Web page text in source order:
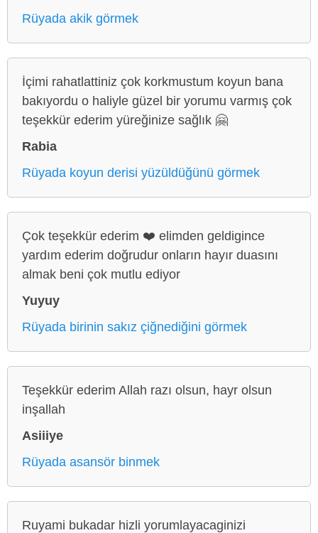
Rüyada akik görmek
İçimi rahatlattiniz çok korkmustum koyun bana
bakıyordu o haliyle güzel bir yorumu varmış çok
teşekkür ederim yüreğinize sağlık 🤗
Rabia
Rüyada koyun derisi yüzüldüğünü görmek
Çok teşekkür ederim ❤️ elimden geldigince
yardım ederim doğrudur onların hayır duasını
almak beni çok mutlu ediyor
Yuyuy
Rüyada birinin sakız çiğnediğini görmek
Teşekkür ederim Allah razı olsun, hayr olsun
inşallah
Asiiiye
Rüyada asansör binmek
Ruyami bukadar hizli yorumlayacaginizi